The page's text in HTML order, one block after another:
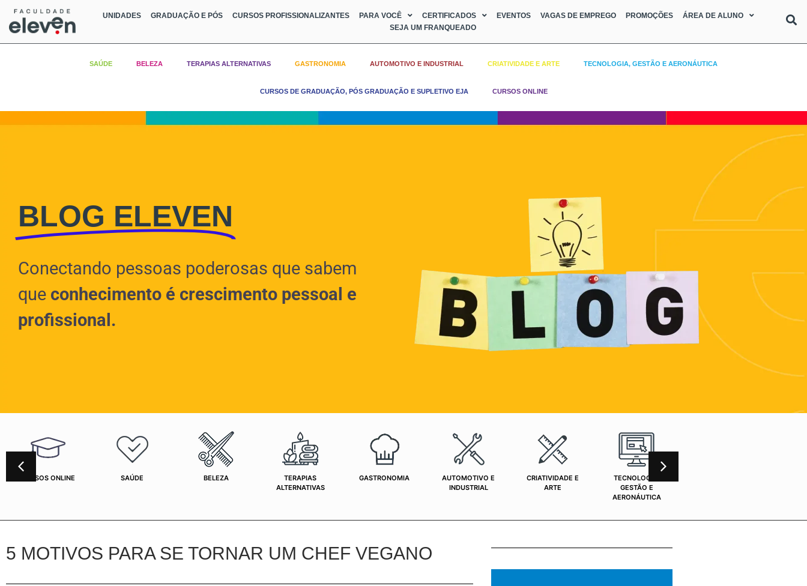
UNIDADES GRADUAÇÃO E PÓS CURSOS PROFISSIONALIZANTES PARA VOCÊ CERTIFICADOS EVENTOS VAGAS DE EMPREGO PROMOÇÕES
ÁREA DE ALUNO
SEJA UM FRANQUEADO
SAÚDE BELEZA TERAPIAS ALTERNATIVAS GASTRONOMIA AUTOMOTIVO E INDUSTRIAL CRIATIVIDADE E ARTE TECNOLOGIA, GESTÃO E AERONÁUTICA
CURSOS DE GRADUAÇÃO, PÓS GRADUAÇÃO E SUPLETIVO EJA CURSOS ONLINE
BLOG ELEVEN
Conectando pessoas poderosas que sabem
que conhecimento é crescimento pessoal e
profissional.
CURSOS ONLINE SAÚDE BELEZA
TERAPIAS
ALTERNATIVAS
GASTRONOMIA
AUTOMOTIVO E
INDUSTRIAL
CRIATIVIDADE E
ARTE
TECNOLOGIA,
GESTÃO E
AERONÁUTICA
5 MOTIVOS PARA SE TORNAR UM CHEF VEGANO